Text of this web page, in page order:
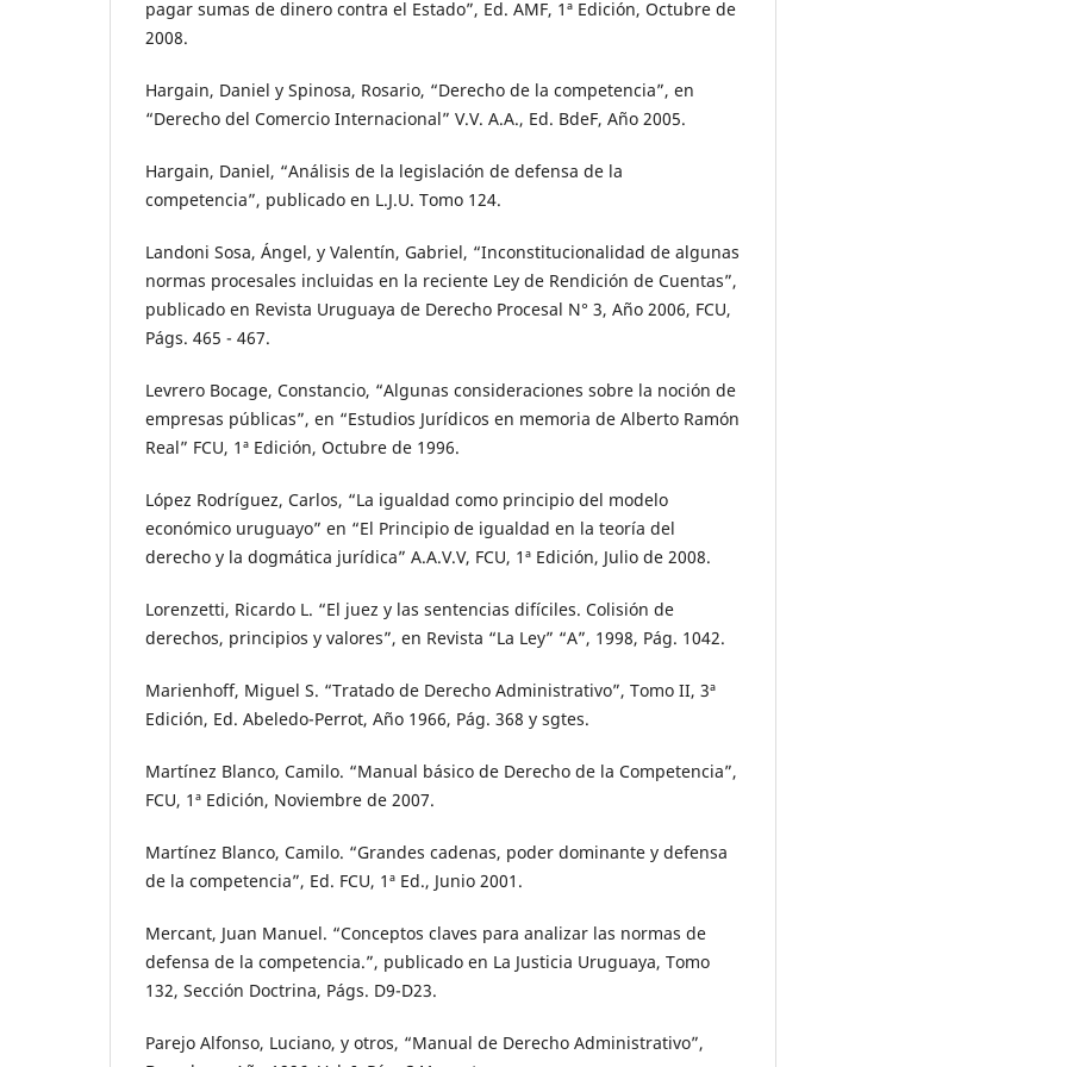
pagar sumas de dinero contra el Estado”, Ed. AMF, 1ª Edición, Octubre de
2008.
Hargain, Daniel y Spinosa, Rosario, “Derecho de la competencia”, en
“Derecho del Comercio Internacional” V.V. A.A., Ed. BdeF, Año 2005.
Hargain, Daniel, “Análisis de la legislación de defensa de la
competencia”, publicado en L.J.U. Tomo 124.
Landoni Sosa, Ángel, y Valentín, Gabriel, “Inconstitucionalidad de algunas
normas procesales incluidas en la reciente Ley de Rendición de Cuentas”,
publicado en Revista Uruguaya de Derecho Procesal N° 3, Año 2006, FCU,
Págs. 465 - 467.
Levrero Bocage, Constancio, “Algunas consideraciones sobre la noción de
empresas públicas”, en “Estudios Jurídicos en memoria de Alberto Ramón
Real” FCU, 1ª Edición, Octubre de 1996.
López Rodríguez, Carlos, “La igualdad como principio del modelo
económico uruguayo” en “El Principio de igualdad en la teoría del
derecho y la dogmática jurídica” A.A.V.V, FCU, 1ª Edición, Julio de 2008.
Lorenzetti, Ricardo L. “El juez y las sentencias difíciles. Colisión de
derechos, principios y valores”, en Revista “La Ley” “A”, 1998, Pág. 1042.
Marienhoff, Miguel S. “Tratado de Derecho Administrativo”, Tomo II, 3ª
Edición, Ed. Abeledo-Perrot, Año 1966, Pág. 368 y sgtes.
Martínez Blanco, Camilo. “Manual básico de Derecho de la Competencia”,
FCU, 1ª Edición, Noviembre de 2007.
Martínez Blanco, Camilo. “Grandes cadenas, poder dominante y defensa
de la competencia”, Ed. FCU, 1ª Ed., Junio 2001.
Mercant, Juan Manuel. “Conceptos claves para analizar las normas de
defensa de la competencia.”, publicado en La Justicia Uruguaya, Tomo
132, Sección Doctrina, Págs. D9-D23.
Parejo Alfonso, Luciano, y otros, “Manual de Derecho Administrativo”,